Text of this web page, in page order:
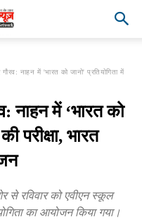
नाहन में 'भारत को जानो' प्रतियोगिता में
नाहन में ‘भारत को
परीक्षा, भारत
से रविवार को एवीएन स्कूल
का आयोजन किया गया।